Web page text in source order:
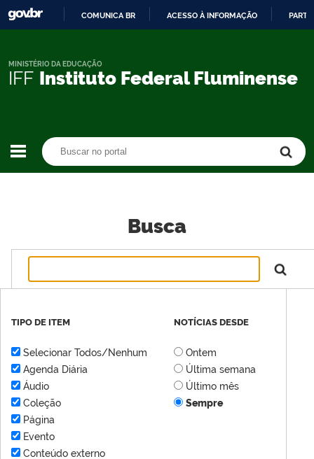
CONTEÚDO
COMUNICA BR ACESSO À INFORMAÇÃO
IFF Instituto Federal Fluminense
MINISTÉRIO DA EDUCAÇÃO
Busca
TIPO DE ITEM
Selecionar Todos/Nenhum
Agenda Diária
Áudio
Coleção
Página
Evento
Conteúdo externo
NOTÍCIAS DESDE
Ontem
Última semana
Último mês
Sempre